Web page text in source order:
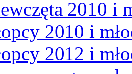
2010 i
2010 i
2012 i